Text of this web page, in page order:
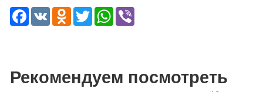
Facebook
VK Odnoklassniki
TwitterWhatsApp
Рекомендуем посмотреть